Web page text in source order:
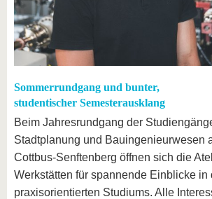
Sommerrundgang und bunter,
studentischer Semesterausklang
Beim Jahresrundgang der
Stadtplanung und Bauingenieurwesen
Cottbus-Senftenberg öffnen sich die
Werkstätten für spannende Einblicke in
praxisorientierten Studiums. Alle